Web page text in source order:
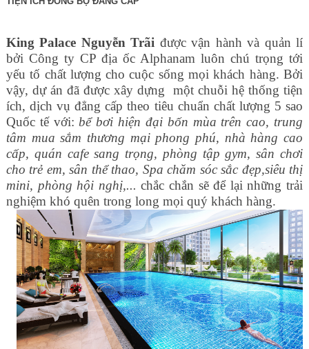
King Palace Nguyễn Trãi được vận hành và quản lí
bởi Công ty CP địa ốc Alphanam luôn chú trọng tới
yếu tố chất lượng cho cuộc sống mọi khách hàng. Bởi
vậy, dự án đã được xây dựng một chuỗi hệ thống tiện
ích, dịch vụ đẳng cấp theo tiêu chuẩn chất lượng 5 sao
Quốc tế với:bể bơi hiện đại bốn mùa trên cao, trung
tâm mua sắm thương mại phong phú, nhà hàng cao
cấp, quán cafe sang trọng, phòng tập gym, sân chơi
cho trẻ em, sân thể thao, Spa chăm sóc sắc đẹp,siêu thị
mini, phòng hội nghị,... chắc chắn sẽ để lại những trải
nghiệm khó quên trong long mọi quý khách hàng.